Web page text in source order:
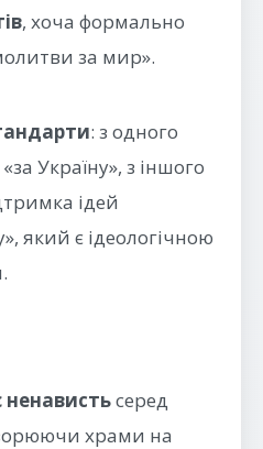
, хоча формально
за мир».
: з одного
Україну», з іншого
ідей
який є ідеологічною
ненавистьсеред
храми на